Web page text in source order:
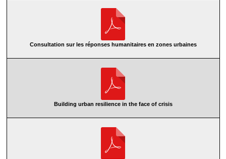
Consultation sur les réponses humanitaires en zones urbaines
Building urban resilience in the face of crisis